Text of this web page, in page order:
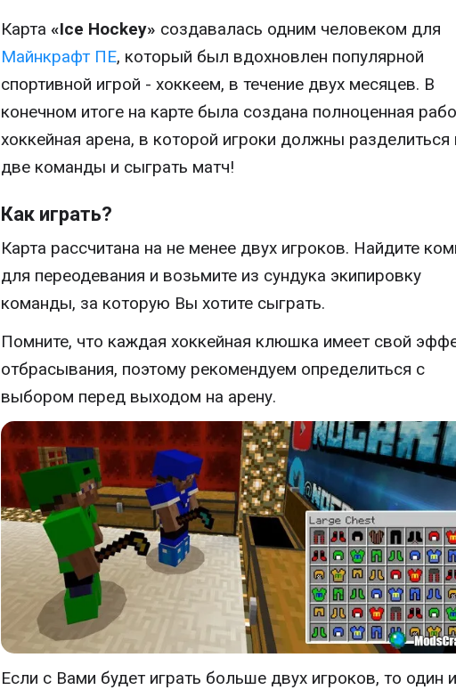
Карта «Ice Hockey» создавалась одним человеком для
Майнкрафт ПЕ, который был вдохновлен популярной
спортивной игрой - хоккеем, в течение двух месяцев. В
конечном итоге на карте была создана полноценная
хоккейная арена, в которой игроки должны разделиться
две команды и сыграть матч!
Как играть?
Карта рассчитана на не менее двух игроков. Найдите
для переодевания и возьмите из сундука экипировку
команды, за которую Вы хотите сыграть.
Помните, что каждая хоккейная клюшка имеет свой
отбрасывания, поэтому рекомендуем определиться с
выбором перед выходом на арену.
Если с Вами будет играть больше двух игроков, то один